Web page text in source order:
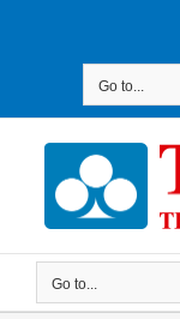
Go to...
Go to...